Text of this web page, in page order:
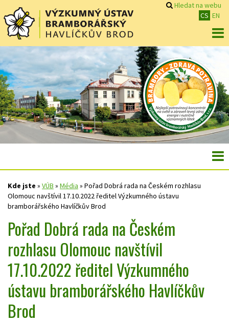
Hledat na webu
CS EN
Kde jste » VÚB » Média » Pořad Dobrá rada na Českém rozhlasu
Olomouc navštívil 17.10.2022 ředitel Výzkumného ústavu
bramborářského Havlíčkův Brod
Pořad Dobrá rada na Českém
rozhlasu Olomouc navštívil
17.10.2022 ředitel Výzkumného
ústavu bramborářského Havlíčkův
Brod